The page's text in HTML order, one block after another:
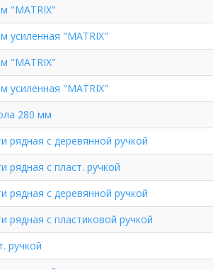
"MATRIX"
усиленная "MATRIX"
"MATRIX"
усиленная "MATRIX"
280 мм
рядная с деревянной ручкой
рядная с пласт. ручкой
рядная с деревянной ручкой
рядная с пластиковой ручкой
ручкой